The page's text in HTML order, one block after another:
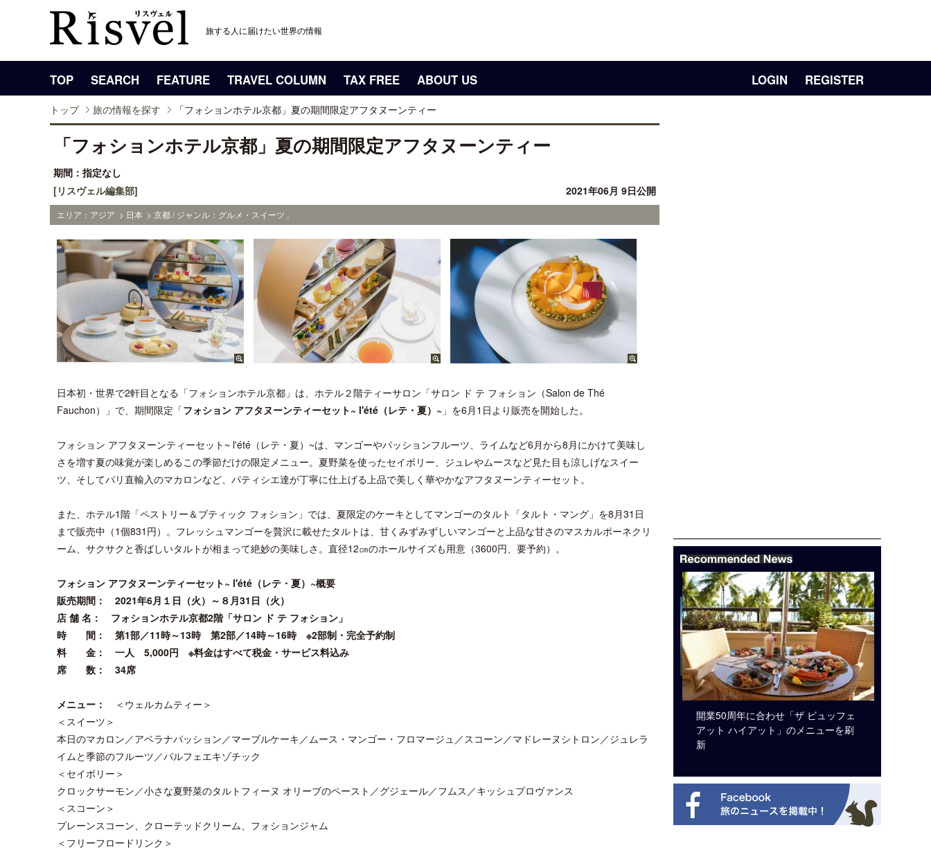
旅する人に届けたい世界の情報
TOP SEARCH FEATURE TRAVEL COLUMN TAX FREE ABOUT US LOGIN REGISTER
トップ 旅の情報を探す 「フォションホテル京都」夏の期間限定アフタヌーンティー
「フォションホテル京都」夏の期間限定アフタヌーンティー
期間：指定なし
[リスヴェル編集部]
2021年06月 9日公開
エリア：アジア > 日本 > 京都 / ジャンル：グルメ・スイーツ ,
日本初・世界で2軒目となる「フォションホテル京都」は、ホテル２階ティーサロン「サロン ド テ フォション（Salon de Thé
Fauchon）」で、期間限定「フォション アフタヌーンティーセット~ l'été（レテ・夏）~ 」を6月1日より販売を開始した。
フォション アフタヌーンティーセット~ l'été（レテ・夏）~は、マンゴーやパッションフルーツ、ライムなど6月から8月にかけて美味し
さを増す夏の味覚が楽しめるこの季節だけの限定メニュー。夏野菜を使ったセイボリー、ジュレやムースなど見た目も涼しげなスイー
ツ、そしてパリ直輸入のマカロンなど、パティシエ達が丁寧に仕上げる上品で美しく華やかなアフタヌーンティーセット。
また、ホテル1階「ペストリー＆ブティック フォション」では、夏限定のケーキとしてマンゴーのタルト「タルト・マング」を8月31日
まで販売中（1個831円）。フレッシュマンゴーを贅沢に載せたタルトは、甘くみずみずしいマンゴーと上品な甘さのマスカルポーネクリ
ーム、サクサクと香ばしいタルトが相まって絶妙の美味しさ。直径12㎝のホールサイズも用意（3600円、要予約）。
フォション アフタヌーンティーセット~ l'été（レテ・夏）~概要
販売期間： 2021年6月１日（火）～８月31日（火）
店 舗 名： フォションホテル京都2階「サロン ド テ フォション」
時 間： 第1部／11時～13時 第2部／14時～16時 ※2部制・完全予約制
料 金： 一人 5,000円 ※料金はすべて税金・サービス料込み
席 数： 34席
メニュー：
＜ウェルカムティー＞
＜スイーツ＞
本日のマカロン／アベラナパッション／マーブルケーキ／ムース・マンゴー・フロマージュ／スコーン／マドレーヌシトロン／ジュレラ
イムと季節のフルーツ／パルフェエキゾチック
＜セイボリー＞
クロックサーモン／小さな夏野菜のタルトフィーヌ オリーブのペースト／グジェール／フムス／キッシュプロヴァンス
＜スコーン＞
プレーンスコーン、クローテッドクリーム、フォションジャム
＜フリーフロードリンク＞
開業50周年に合わせ「ザ ビュッフェ
アット ハイアット」のメニューを刷
新